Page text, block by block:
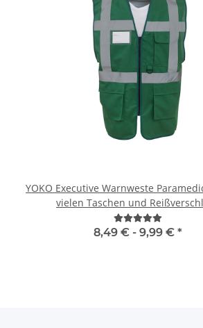
YOKO Executive Warnweste
vielen Taschen und
8,49 € - 9,99 € *